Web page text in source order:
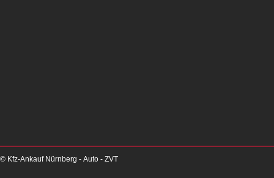
© Kfz-Ankauf Nürnberg - Auto - ZVT